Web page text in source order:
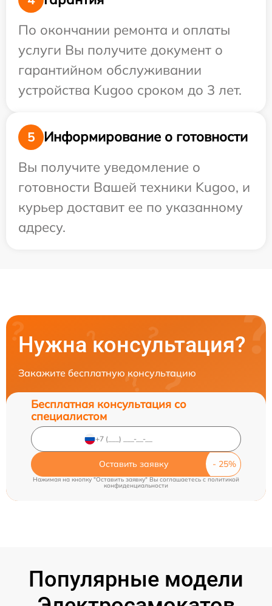
По окончании ремонта и оплаты
услуги Вы получите документ о
гарантийном обслуживании
устройства Kugoo сроком до 3 лет.
5
Информирование о готовности
Вы получите уведомление о
готовности Вашей техники Kugoo, и
курьер доставит ее по указанному
адресу.
Нужна консультация?
Закажите бесплатную консультацию
Бесплатная консультация со
специалистом
Оставить заявку
Нажимая на кнопку "Оставить заявку" Вы соглашаетесь cполитикой
конфиденциальности
Популярные модели